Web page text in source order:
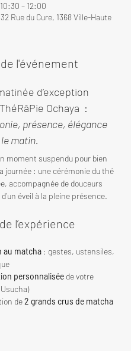
– 12:00
Rue du Cure, 1368 Ville-Haute
l'événement
d’exception
Ochaya  :
présence, élégance
matin.
moment suspendu pour bien
journée : une cérémonie du thé
accompagnée de douceurs
éveil à la pleine présence.
l’expérience
au matcha : gestes, ustensiles,
personnalisée de votre
de 2 grands crus de matcha